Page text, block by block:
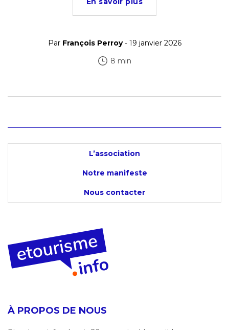
Par François Perroy- 19 janvier 2026
8 min
L’association
Notre manifeste
Nous contacter
À PROPOS DE NOUS